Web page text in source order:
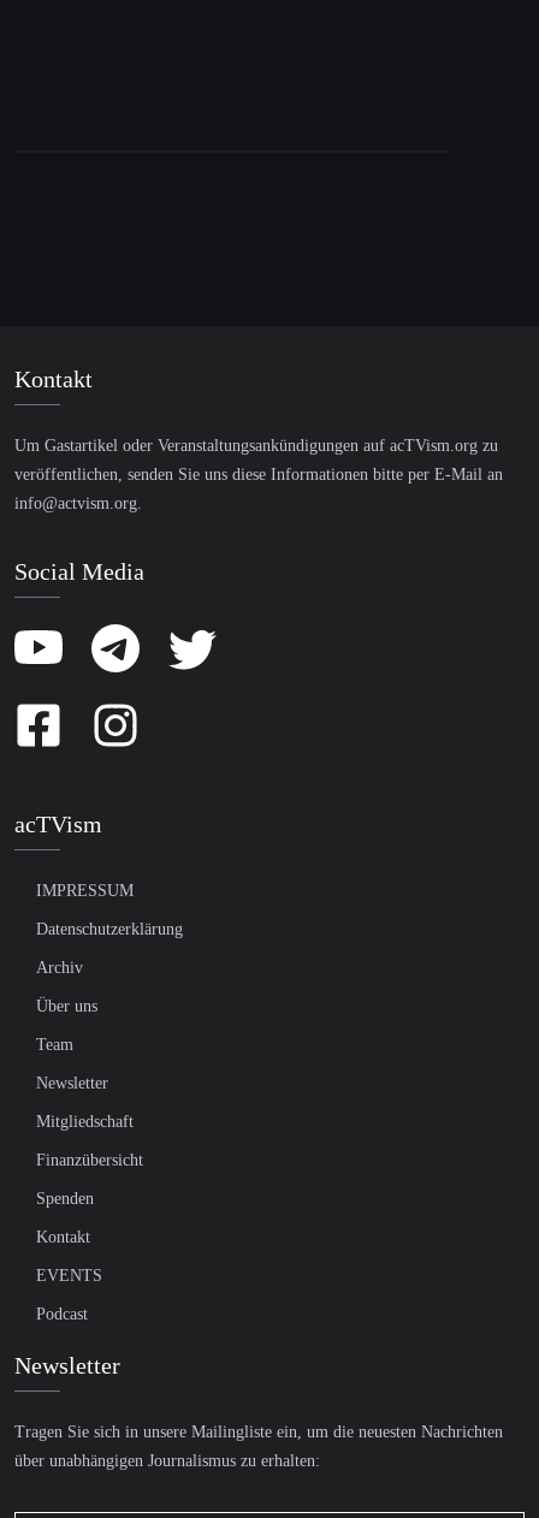
Kontakt
Um Gastartikel oder Veranstaltungsankündigungen auf acTVism.org zu
veröffentlichen, senden Sie uns diese Informationen bitte per E-Mail an
info@actvism.org.
Social Media
acTVism
IMPRESSUM
Datenschutzerklärung
Archiv
Über uns
Team
Newsletter
Mitgliedschaft
Finanzübersicht
Spenden
Kontakt
EVENTS
Podcast
Newsletter
Tragen Sie sich in unsere Mailingliste ein, um die neuesten Nachrichten
über unabhängigen Journalismus zu erhalten: